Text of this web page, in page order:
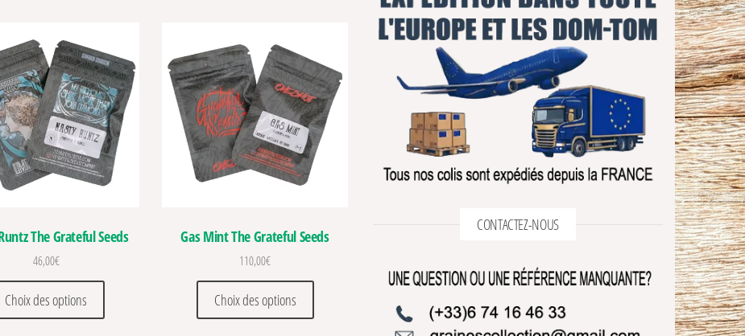
Les options peuvent être choisies sur la page du produit
The Grateful Seeds
46,00€
Choix des options
Ce produit a plusieurs variations. Les options peuvent être choisies sur la page du produit
Gas Mint The Grateful Seeds
110,00€
Choix des options
Ce produit a plusieurs variations. Les options peuvent être choisies sur la page du produit
CONTACTEZ-NOUS